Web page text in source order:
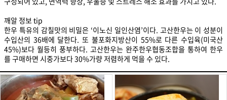
깨알 정보 tip
한우 특유의 감칠맛의 비밀은 ‘이노신 일인산염’이다. 고산한우는 이 성분이
수입산의 36배에 달한다. 또 불포화지방산이 55%로 다른 수입육(미국산
45%)보다 월등히 풍부하다. 고산한우는 완주한우협동조합을 통하여 한우
를 구매하면 시중가보다 30%가량 저렴하게 먹을 수 있다.